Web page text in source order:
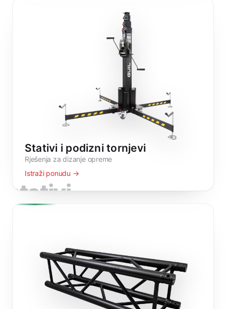
stativi
Stativi i podizni tornjevi
Rješenja za dizanje opreme
Istraži ponudu →